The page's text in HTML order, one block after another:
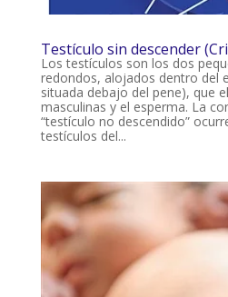
Testículo sin descender
Los testículos son los dos
redondos, alojados dentro del
situada debajo del pene), que
masculinas y el esperma. La
“testículo no descendido”
testículos del...